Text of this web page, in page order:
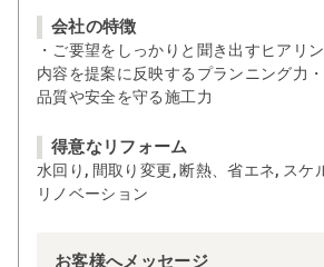
会社の特徴
・ご要望をしっかりと聞き出すヒアリ
内容を提案に反映するプランニング力
品質や安全を守る施工力
得意なリフォーム
水回り, 間取り変更, 断熱、省エネ, スケ
リノベーション
お客様へメッセージ